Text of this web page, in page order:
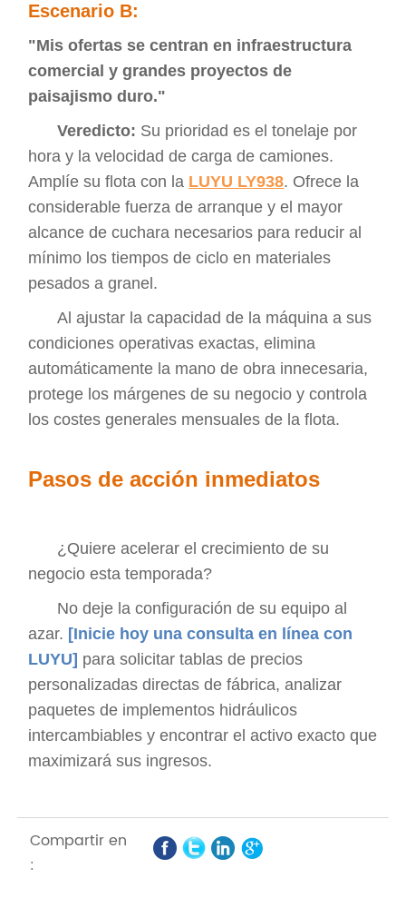
Escenario B:
"Mis ofertas se centran en infraestructura
comercial y grandes proyectos de
paisajismo duro."
Veredicto: Su prioridad es el tonelaje por
hora y la velocidad de carga de camiones.
Amplíe su flota con la LUYU LY938. Ofrece la
considerable fuerza de arranque y el mayor
alcance de cuchara necesarios para reducir al
mínimo los tiempos de ciclo en materiales
pesados a granel.
Al ajustar la capacidad de la máquina a sus
condiciones operativas exactas, elimina
automáticamente la mano de obra innecesaria,
protege los márgenes de su negocio y controla
los costes generales mensuales de la flota.
Pasos de acción inmediatos
¿Quiere acelerar el crecimiento de su
negocio esta temporada?
No deje la configuración de su equipo al
azar. [Inicie hoy una consulta en línea con
LUYU] para solicitar tablas de precios
personalizadas directas de fábrica, analizar
paquetes de implementos hidráulicos
intercambiables y encontrar el activo exacto que
maximizará sus ingresos.
Compartir en
: